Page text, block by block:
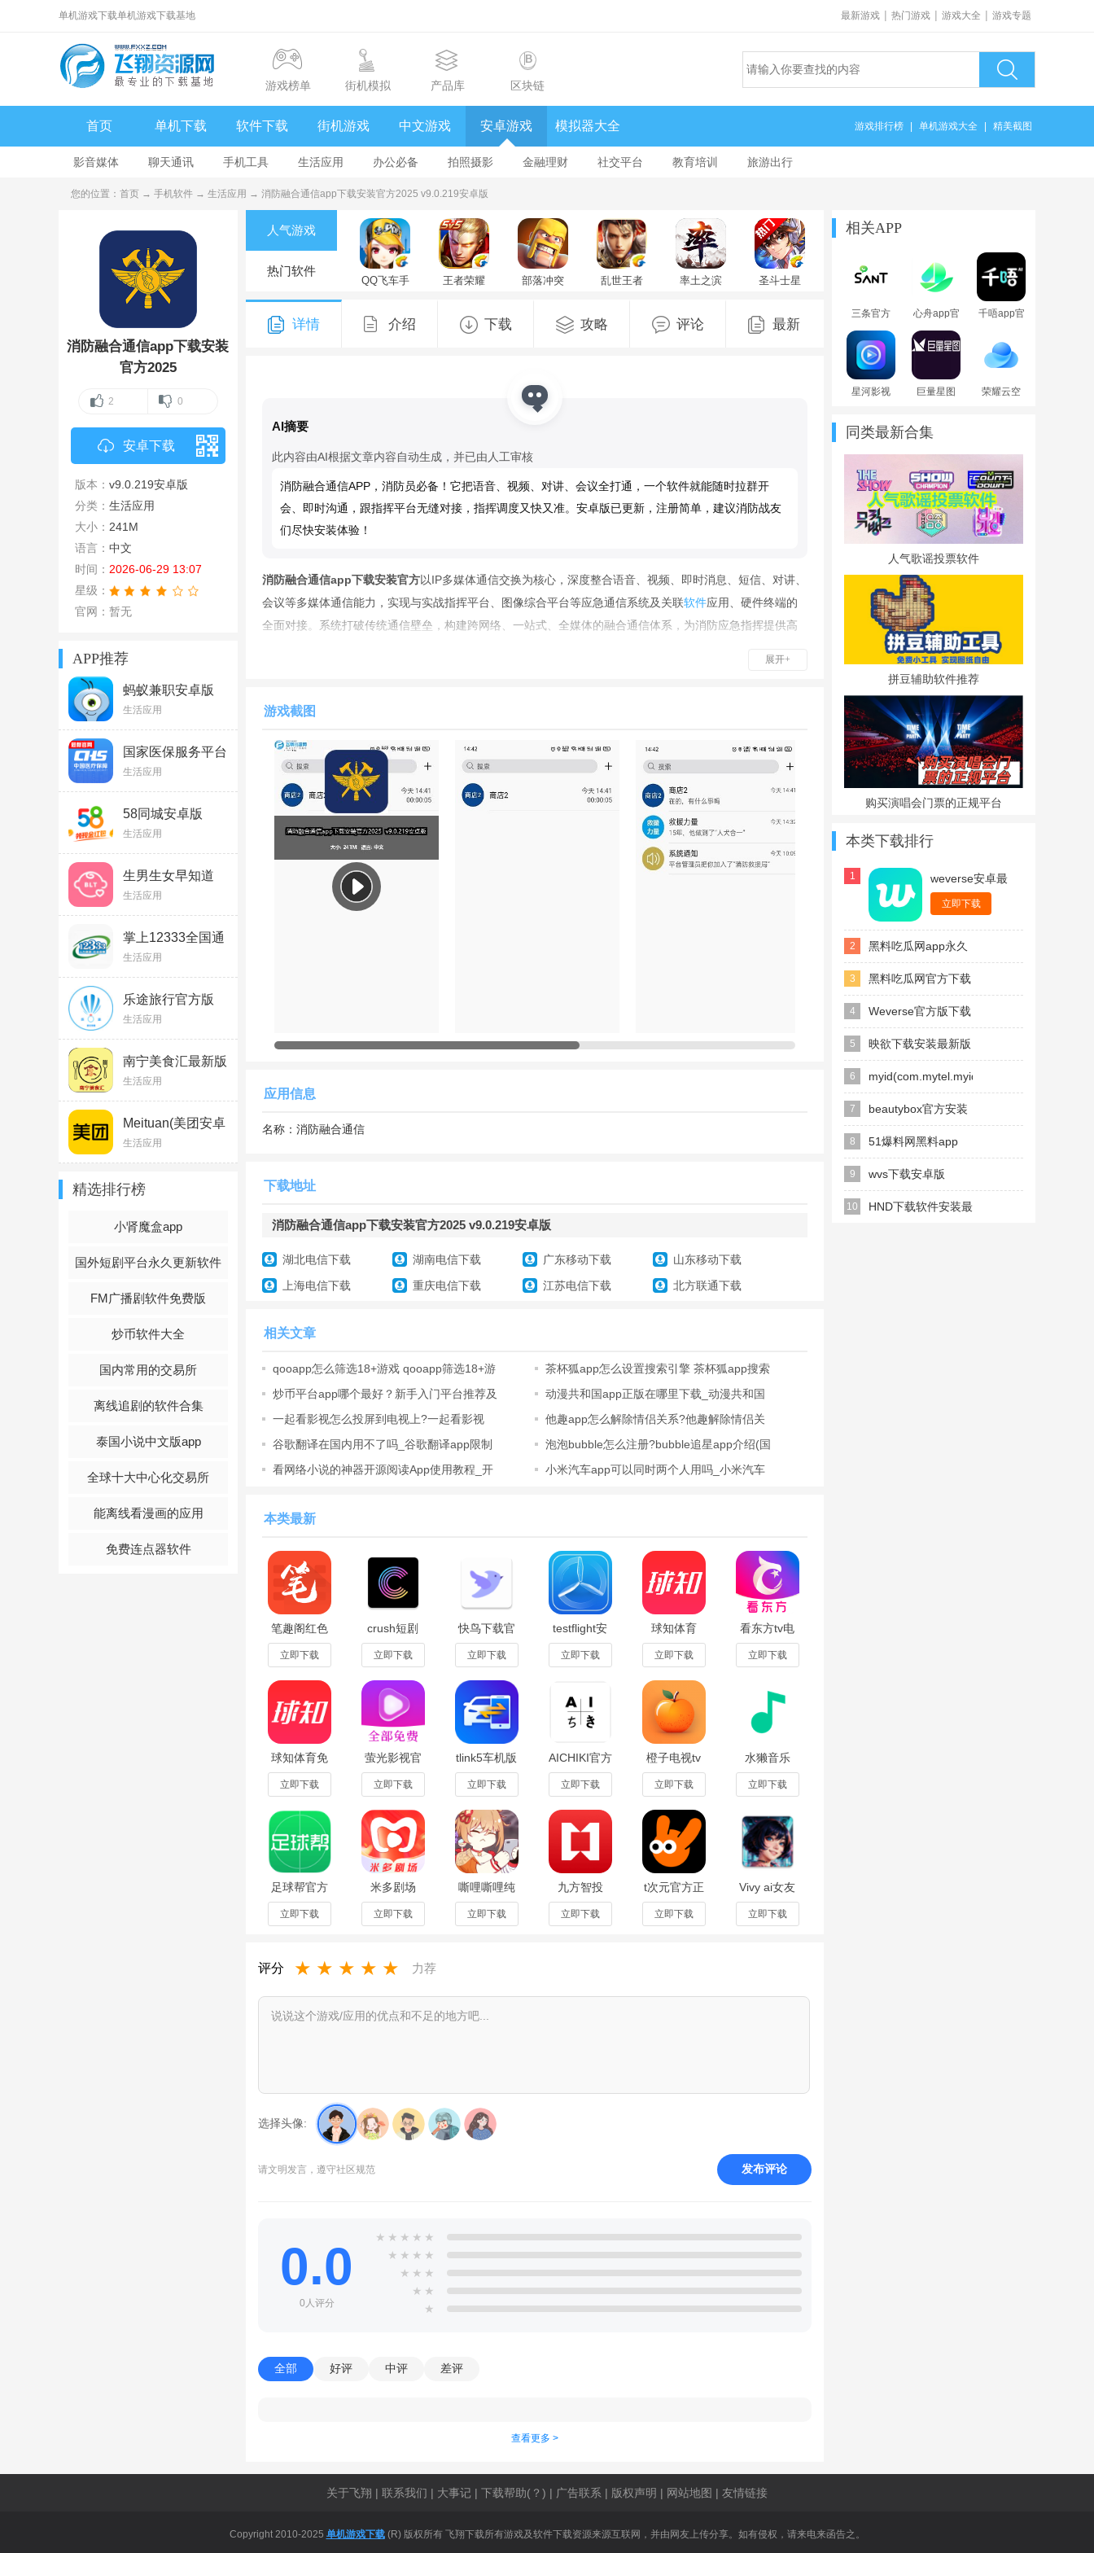
单机游戏下载单机游戏下载基地 最新游戏 | 热门游戏 | 游戏大全 | 游戏专题
游戏榜单 街机模拟 产品库 区块链
首页 单机下载 软件下载 街机游戏 中文游戏 安卓游戏 模拟器大全 游戏排行榜 单机游戏大全 精美截图
影音媒体 聊天通讯 手机工具 生活应用 办公必备 拍照摄影 金融理财 社交平台 教育培训 旅游出行
您的位置： 首页 → 手机软件 → 生活应用 → 消防融合通信app下载安装官方2025 v9.0.219安卓版
消防融合通信app下载安装
官方2025
2 0
安卓下载
版本： v9.0.219安卓版
分类： 生活应用
大小： 241M
语言： 中文
时间： 2026-06-29 13:07
星级：
官网：暂无
APP推荐
蚂蚁兼职安卓版
V2.1.6 官方最新版
生活应用
国家医保服务平台
app安卓版
v1.3.30.8100 官方
最新版
生活应用
58同城安卓版
v13.53.2官方最新
版
生活应用
生男生女早知道
v1.0 安卓版
生活应用
掌上12333全国通
用版appv2.2.35安
卓版
生活应用
乐途旅行官方版
v1.1.0
生活应用
南宁美食汇最新版
生活应用
Meituan(美团安卓
版)v11.6.404
生活应用
精选排行榜
小肾魔盒app
国外短剧平台永久更新软件
FM广播剧软件免费版
炒币软件大全
国内常用的交易所
离线追剧的软件合集
泰国小说中文版app
全球十大中心化交易所
能离线看漫画的应用
免费连点器软件
人气游戏
热门软件
QQ飞车手
王者荣耀
部落冲突
官方版
乱世王者
率土之滨
版v8.3.9最
新版
圣斗士星
详情 介绍 下载 攻略 评论 最新
AI摘要
此内容由AI根据文章内容自动生成，并已由人工审核
消防融合通信APP，消防员必备！它把语音、视频、对讲、会议全打通，一个软件就能随时拉群开
会、即时沟通，跟指挥平台无缝对接，指挥调度又快又准。安卓版已更新，注册简单，建议消防战友
们尽快安装体验！
消防融合通信app下载安装官方以IP多媒体通信交换为核心，深度整合语音、视频、即时消息、短信、对讲、
会议等多媒体通信能力，实现与实战指挥平台、图像综合平台等应急通信系统及关联软件应用、硬件终端的
全面对接。系统打破传统通信壁垒，构建跨网络、一站式、全媒体的融合通信体系，为消防应急指挥提供高
消防融合通信以IP多媒体通信交换为核心，一体化集成语音、视频、即时消息、短信、对讲、会议等多媒体
通信能力，并与现有的实战指挥平台、图像综合平台两大应急通信等系统及相关软件应用、硬件终端进行对
接、实现互联互通和融合协作，建成一套跨网络、一站式、全媒体的融合通信系统。
功能优势
1、随时随地召集多人进入会议
2、可实时沟通交流，拥有即时通讯，免费电话，企业通讯录等多种办公功能
3、支持三种会议模式：即时会议、预约会议、固定会议，会议主持人可对会议进行加人，静音等控制
然后填姓名，性别，年龄，手机号码，
软件亮点
2、你能进行电话沟通，不用消耗你的电话费，沟通更加的放心。
3、为你提供使用帮助，指导用户更轻松的操作app的每个功能。
展开+
游戏截图
应用信息
名称： 消防融合通信
下载地址
消防融合通信app下载安装官方2025 v9.0.219安卓版
湖北电信下载 湖南电信下载 广东移动下载
山东移动下载
上海电信下载
重庆电信下载 江苏电信下载 北方联通下载
相关文章
qooapp怎么筛选18+游戏 qooapp筛选18+游
茶杯狐app怎么设置搜索引擎 茶杯狐app搜索
炒币平台app哪个最好？新手入门平台推荐及
动漫共和国app正版在哪里下载_动漫共和国
一起看影视怎么投屏到电视上?一起看影视
他趣app怎么解除情侣关系?他趣解除情侣关
谷歌翻译在国内用不了吗_谷歌翻译app限制
泡泡bubble怎么注册?bubble追星app介绍(国
看网络小说的神器开源阅读App使用教程_开
小米汽车app可以同时两个人用吗_小米汽车
本类最新
笔趣阁红色
版免费版
v5.3.0最新
版
立即下载
crush短剧
app官方下
载安卓版
1.1.6
立即下载
快鸟下载官
方正版v28
立即下载
testflight安
卓手机版
v3.2最新版
立即下载
球知体育
app安卓版
2.2.108
立即下载
看东方tv电
视下载官方
正版v4.9.38
安卓版
立即下载
球知体育免
费2026最新
版v2.2.108
安卓版
立即下载
萤光影视官
方正式版
1.0.0安卓版
立即下载
tlink5车机版
安装包
5.4.12
立即下载
AICHIKI官方
正版安装包
2.3.3
立即下载
橙子电视tv
官方
app5.0.2安
卓版
立即下载
水獭音乐
(Otter
Music)官方
版2.3.0-
版
立即下载
足球帮官方
最新版
v2.4.103安
卓版
立即下载
米多剧场
app安卓最
新版7.1.0.3
手机版
立即下载
嘶哩嘶哩纯
净版2026最
新版v3.2.5
安卓版
立即下载
九方智投
app下载安
装最新版
4.30.0
立即下载
t次元官方正
版2.1.4安卓
版
立即下载
Vivy ai女友
伴侣app官
方版下载手
机版3.2.0
立即下载
评分 ★ ★ ★ ★ ★ 力荐
选择头像:
请文明发言，遵守社区规范 发布评论
0.0
0人评分
★ ★ ★ ★ ★
★ ★ ★ ★
★ ★ ★
★ ★
★
全部 好评 中评 差评
查看更多 >
相关APP
三条官方
2026最新
版
心舟app官
千唔app官
星河影视
置源版
巨量星图
荣耀云空
同类最新合集
人气歌谣投票软件
拼豆辅助软件推荐
购买演唱会门票的正规平台
本类下载排行
1
weverse安卓最
新版
立即下载
2 黑料吃瓜网app永久
官方版
3 黑料吃瓜网官方下载
最新版
4 Weverse官方版下载
最新2026安卓版
5 映欲下载安装最新版
本2026
6 myid(com.mytel.myid)
下载安装最新版
7 beautybox官方安装
安卓版
8 51爆料网黑料app
9 wvs下载安卓版
10 HND下载软件安装最
关于飞翔 | 联系我们 | 大事记 | 下载帮助(？) | 广告联系 | 版权声明 | 网站地图 | 友情链接
Copyright 2010-2025 单机游戏下载(R) 版权所有 飞翔下载所有游戏及软件下载资源来源互联网，并由网友上传分享。如有侵权，请来电来函告之。